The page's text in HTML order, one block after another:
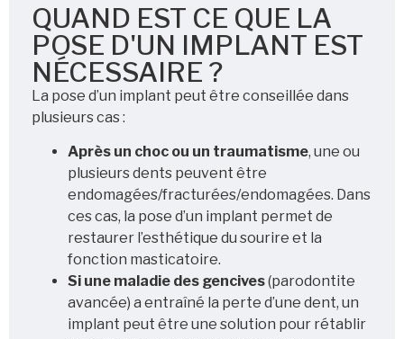
QUAND EST CE QUE LA
POSE D'UN IMPLANT EST
NÉCESSAIRE ?
La pose d’un implant peut être conseillée dans
plusieurs cas :
Après un choc ou un traumatisme, une ou
plusieurs dents peuvent être
endomagées/fracturées/endomagées. Dans
ces cas, la pose d’un implant permet de
restaurer l’esthétique du sourire et la
fonction masticatoire.
Si une maladie des gencives(parodontite
avancée) a entraîné la perte d’une dent, un
implant peut être une solution pour rétablir